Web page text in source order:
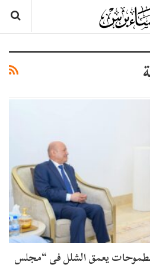
يعمق الشلل في “مجلس